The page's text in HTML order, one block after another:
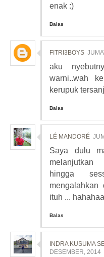
enak :)
Balas
FITRI3BOYS
aku
warni..wah
kerupuk
Balas
LÉ MANDORÉ
Saya dulu
hingga
mengalahkan
ituh ... hahahaa
Balas
INDRA KUSUMA
DESEMBER, 2014